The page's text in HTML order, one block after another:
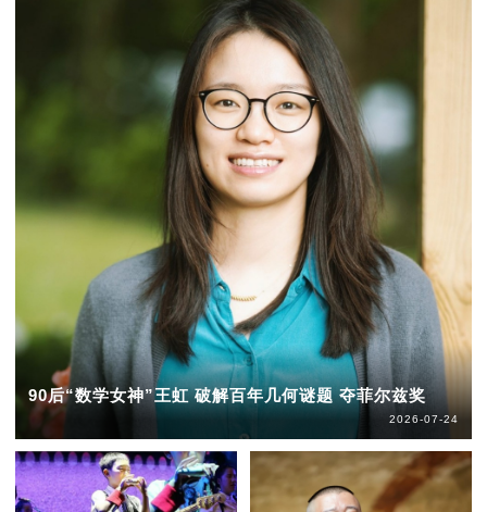
90后“数学女神”王虹 破解百年几何谜题 夺菲尔兹奖
2026-07-24